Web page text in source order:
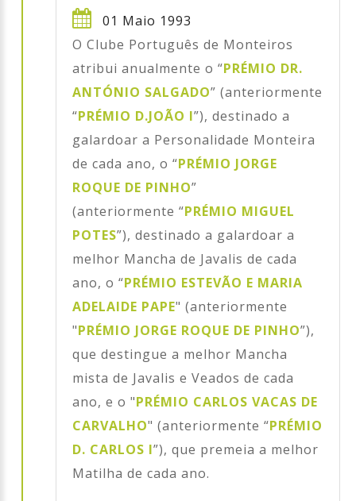
01 Maio 1993
O Clube Português de Monteiros
atribui anualmente o “PRÉMIO DR.
ANTÓNIO SALGADO” (anteriormente
“PRÉMIO D.JOÃO I”), destinado a
galardoar a Personalidade Monteira
de cada ano, o “PRÉMIO JORGE
ROQUE DE PINHO”
(anteriormente “PRÉMIO MIGUEL
POTES”), destinado a galardoar a
melhor Mancha de Javalis de cada
ano, o “PRÉMIO ESTEVÃO E MARIA
ADELAIDE PAPE" (anteriormente
"PRÉMIO JORGE ROQUE DE PINHO”),
que destingue a melhor Mancha
mista de Javalis e Veados de cada
ano, e o "PRÉMIO CARLOS VACAS DE
CARVALHO" (anteriormente “PRÉMIO
D. CARLOS I”), que premeia a melhor
Matilha de cada ano.